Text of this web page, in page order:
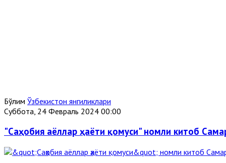
Бўлим Ўзбекистон янгиликлари
Суббота, 24 Февраль 2024 00:00
"Саҳобия аёллар ҳаёти қомуси" номли китоб